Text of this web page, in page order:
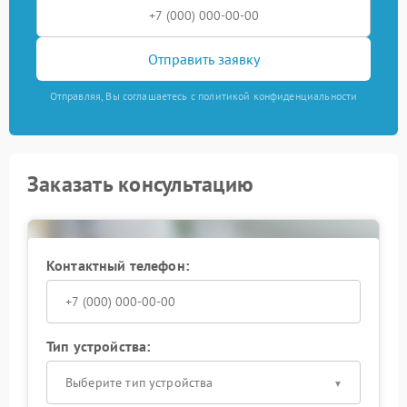
Отправить заявку
Отправляя, Вы соглашаетесь с политикой конфиденциальности
Заказать консультацию
Контактный телефон:
Тип устройства:
Выберите тип устройства